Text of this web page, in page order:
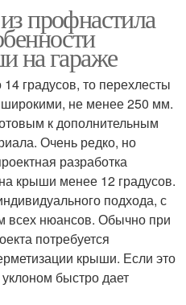
профнастила
на гараже
градусов, то перехлесты
не менее 250 мм.
к дополнительным
Очень редко, но
разработка
крыши менее 12 градусов.
подхода, с
всех нюансов. Обычно при
потребуется
крыши. Если это
быстро дает